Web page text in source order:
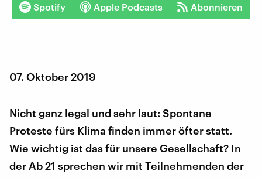
Spotify Apple Podcasts Abonnieren
07. Oktober 2019
Nicht ganz legal und sehr laut: Spontane
Proteste fürs Klima finden immer öfter statt.
Wie wichtig ist das für unsere Gesellschaft? In
der Ab 21 sprechen wir mit Teilnehmenden der